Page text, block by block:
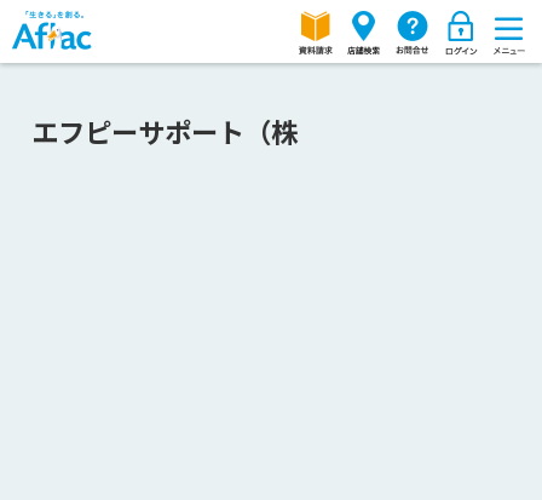
エフピーサポート（株